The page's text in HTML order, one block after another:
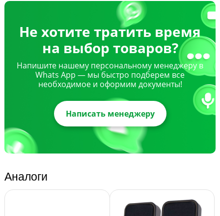
Не хотите тратить время
на выбор товаров?
Напишите нашему персональному менеджеру в
Whats App — мы быстро подберем все
необходимое и оформим документы!
Написать менеджеру
Аналоги